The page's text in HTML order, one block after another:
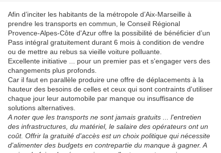
Afin d’inciter les habitants de la métropole d’Aix-Marseille à
prendre les transports en commun, le Conseil Régional
Provence-Alpes-Côte d'Azur offre la possibilité de bénéficier d’un
Pass intégral gratuitement durant 6 mois à condition de vendre
ou de mettre au rebus sa vieille voiture polluante.
Excellente initiative ... pour un premier pas et s'engager vers des
changements plus profonds.
Car il faut en parallèle produire une offre de déplacements à la
hauteur des besoins de celles et ceux qui sont contraints d'utiliser
chaque jour leur automobile par manque ou insuffisance de
solutions alternatives.
A noter que les transports ne sont jamais gratuits ... l'entretien
des infrastructures, du matériel, le salaire des opérateurs ont un
coût. Offrir la gratuité d'accès est un choix politique qui nécessite
d'alimenter des budgets en contrepartie du manque à gagner. A